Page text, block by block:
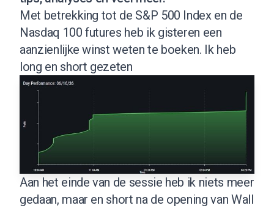
Met betrekking tot de S&P 500 Index en de
Nasdaq 100 futures heb ik gisteren een
aanzienlijke winst weten te boeken. Ik heb
long en short gezeten
Aan het einde van de sessie heb ik niets meer
gedaan, maar en short na de opening van Wall